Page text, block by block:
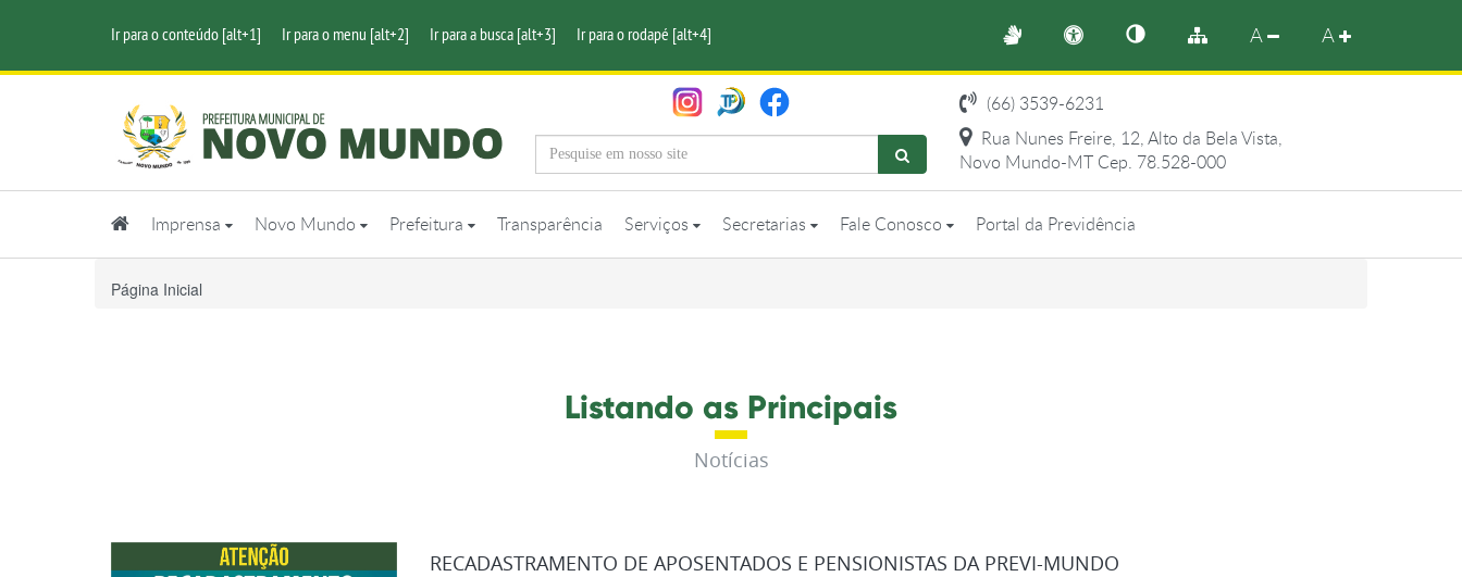
Ir para o conteúdo [alt+1] Ir para o menu [alt+2] Ir para a busca [alt+3] Ir para o rodapé [alt+4] A A
(66) 3539-6231
Rua Nunes Freire, 12, Alto da Bela Vista,
Novo Mundo-MT Cep. 78.528-000
Imprensa Novo Mundo Prefeitura Transparência Serviços Secretarias Fale Conosco Portal da Previdência
Página Inicial
Listando as Principais
Notícias
RECADASTRAMENTO DE APOSENTADOS E PENSIONISTAS DA PREVI-MUNDO